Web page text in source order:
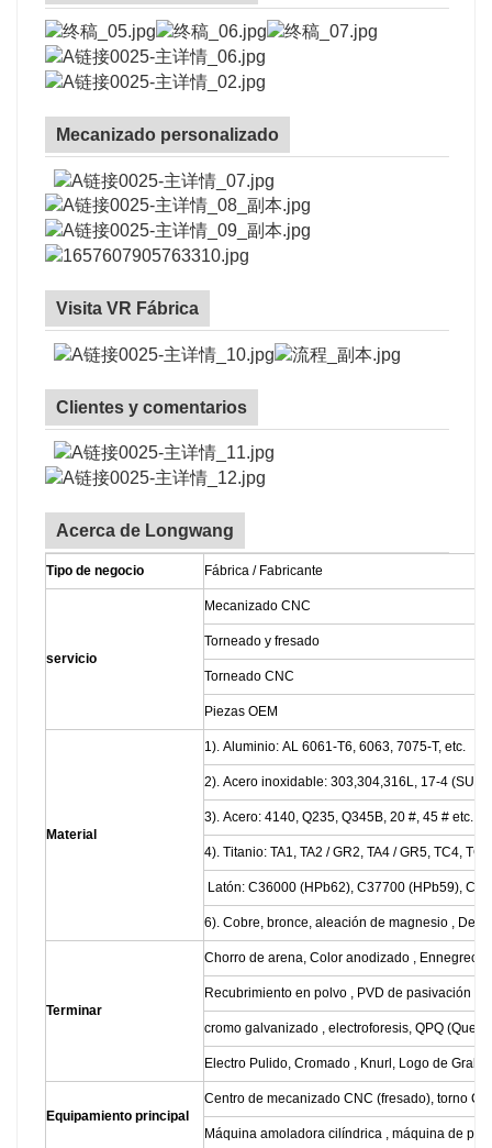
Mecanizado personalizado
Visita VR Fábrica
Clientes y comentarios
Acerca de Longwang
Tipo de negocio Fábrica / Fabricante
servicio
Mecanizado CNC
Torneado y fresado
Torneado CNC
Piezas OEM
Material
1). Aluminio: AL 6061-T6, 6063, 7075-T, etc.
2). Acero inoxidable: 303,304,316L, 17-4
3). Acero: 4140, Q235, Q345B, 20 #, 45 # etc.
4). Titanio: TA1, TA2 / GR2, TA4 / GR5, TC4,
Latón: C36000 (HPb62), C37700 (HPb59),
6). Cobre, bronce, aleación de magnesio ,
Terminar
Chorro de arena, Color anodizado ,
Recubrimiento en polvo , PVD de pasivación ,
cromo galvanizado , electroforesis, QPQ
Electro Pulido, Cromado , Knurl, Logo de
Equipamiento principal
Centro de mecanizado CNC (fresado), torno
Máquina amoladora cilíndrica , máquina de